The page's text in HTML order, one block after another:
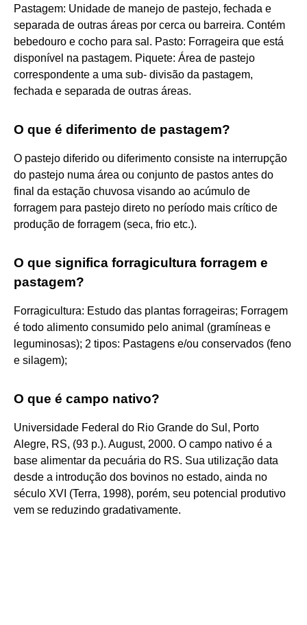
Pastagem: Unidade de manejo de pastejo, fechada e
separada de outras áreas por cerca ou barreira. Contém
bebedouro e cocho para sal. Pasto: Forrageira que está
disponível na pastagem. Piquete: Área de pastejo
correspondente a uma sub- divisão da pastagem,
fechada e separada de outras áreas.
O que é diferimento de pastagem?
O pastejo diferido ou diferimento consiste na interrupção
do pastejo numa área ou conjunto de pastos antes do
final da estação chuvosa visando ao acúmulo de
forragem para pastejo direto no período mais crítico de
produção de forragem (seca, frio etc.).
O que significa forragicultura forragem e
pastagem?
Forragicultura: Estudo das plantas forrageiras; Forragem
é todo alimento consumido pelo animal (gramíneas e
leguminosas); 2 tipos: Pastagens e/ou conservados (feno
e silagem);
O que é campo nativo?
Universidade Federal do Rio Grande do Sul, Porto
Alegre, RS, (93 p.). August, 2000. O campo nativo é a
base alimentar da pecuária do RS. Sua utilização data
desde a introdução dos bovinos no estado, ainda no
século XVI (Terra, 1998), porém, seu potencial produtivo
vem se reduzindo gradativamente.